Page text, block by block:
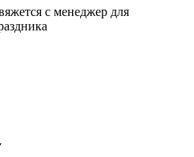
с менеджер для